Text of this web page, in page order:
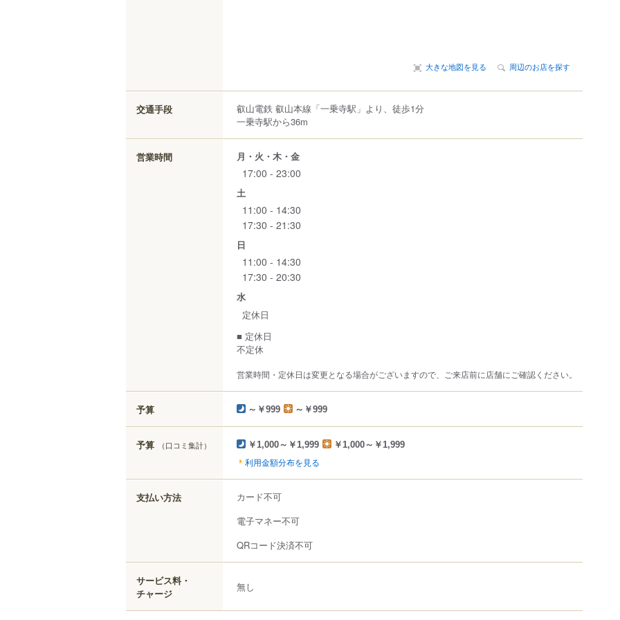
大きな地図を見る 周辺のお店を探す
交通手段
叡山電鉄 叡山本線「一乗寺駅」より、徒歩1分
一乗寺駅から36m
営業時間 月・火・木・金
17:00 - 23:00
土
11:00 - 14:30
17:30 - 21:30
日
11:00 - 14:30
17:30 - 20:30
水
定休日
■ 定休日
不定休
営業時間・定休日は変更となる場合がございますので、ご来店前に店舗にご確認ください。
予算 ～￥999 ～￥999
予算 （口コミ集計） ￥1,000～￥1,999 ￥1,000～￥1,999
利用金額分布を見る
支払い方法
カード不可
電子マネー不可
QRコード決済不可
サービス料・
チャージ
無し